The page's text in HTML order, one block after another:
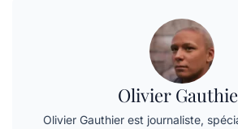
Olivier
Olivier Gauthier est journaliste,